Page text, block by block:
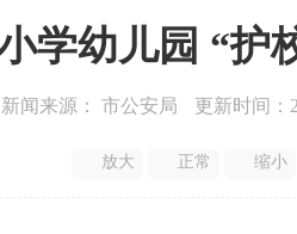
学幼儿园 “护
新闻来源： 市公安局 更新时间：
放大 正常 缩小